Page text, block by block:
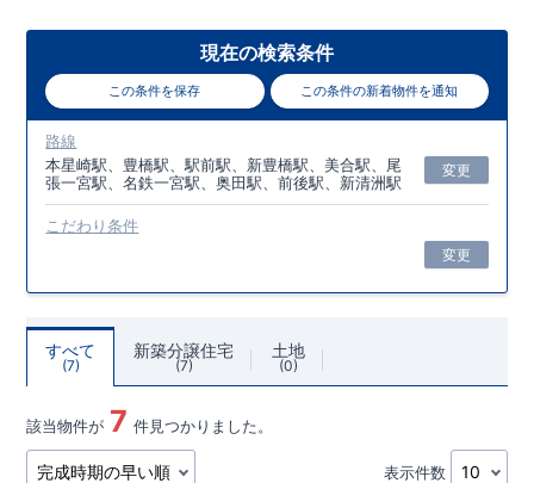
現在の検索条件
この条件を保存 この条件の新着物件を通知
路線
本星崎駅、豊橋駅、駅前駅、新豊橋駅、美合駅、尾
張一宮駅、名鉄一宮駅、奥田駅、前後駅、新清洲駅
変更
こだわり条件
変更
すべて
7
新築分譲住宅
7
土地
0
該当物件が 7 件見つかりました。
表示件数